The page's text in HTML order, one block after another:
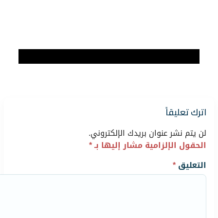
اترك تعليقاً
لن يتم نشر عنوان بريدك الإلكتروني.
الحقول الإلزامية مشار إليها بـ*
التعليق*